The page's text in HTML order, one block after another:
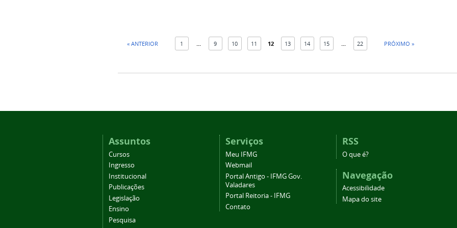
« ANTERIOR 1 9 10 11 12 13 14 15 22 PRÓXIMO »
Assuntos
Cursos
Ingresso
Institucional
Publicações
Legislação
Ensino
Pesquisa
Serviços
Meu IFMG
Webmail
Portal Antigo - IFMG Gov.
Valadares
Portal Reitoria - IFMG
Contato
RSS
O que é?
Navegação
Acessibilidade
Mapa do site